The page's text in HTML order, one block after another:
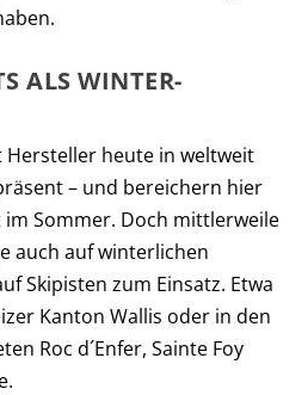
ALS WINTER-
heute in weltweit
– und bereichern hier
Sommer. Doch mittlerweile
auch auf winterlichen
Skipisten zum Einsatz. Etwa
Kanton Wallis oder in den
Roc d´Enfer, Sainte Foy